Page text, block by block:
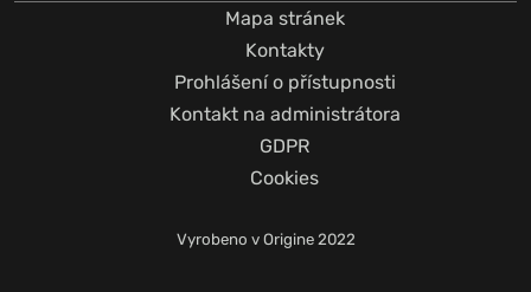
Mapa stránek
Kontakty
Prohlášení o přístupnosti
Kontakt na administrátora
GDPR
Cookies
Vyrobeno v Origine2022